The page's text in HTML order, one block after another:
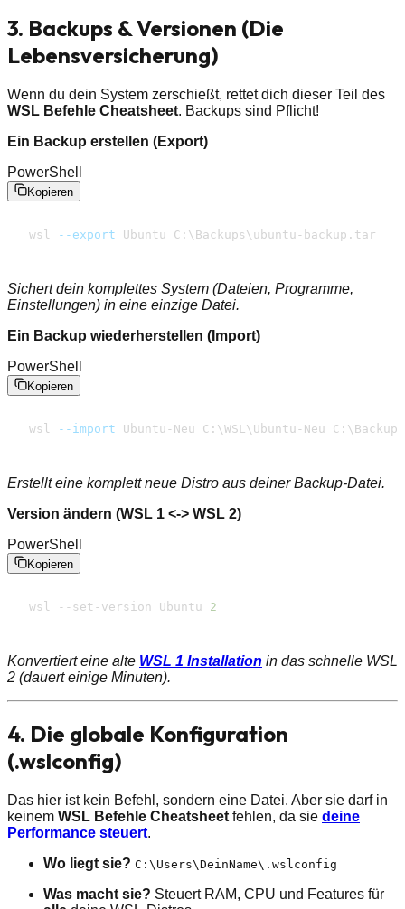
3. Backups & Versionen (Die
Lebensversicherung)
Wenn du dein System zerschießt, rettet dich dieser Teil des
WSL Befehle Cheatsheet. Backups sind Pflicht!
Ein Backup erstellen (Export)
PowerShell
Kopieren
wsl --export Ubuntu C: \ Backups \ ubuntu-backup.tar
Sichert dein komplettes System (Dateien, Programme,
Einstellungen) in eine einzige Datei.
Ein Backup wiederherstellen (Import)
PowerShell
Kopieren
wsl --import Ubuntu-Neu C: \WSL\ Ubuntu-Neu C: \ Backups
Erstellt eine komplett neue Distro aus deiner Backup-Datei.
Version ändern (WSL 1 <-> WSL 2)
PowerShell
Kopieren
wsl --set-version Ubuntu 2
Konvertiert eine alte WSL 1 Installation in das schnelle WSL
2 (dauert einige Minuten).
4. Die globale Konfiguration
(.wslconfig)
Das hier ist kein Befehl, sondern eine Datei. Aber sie darf in
keinem WSL Befehle Cheatsheet fehlen, da sie deine
Performance steuert.
Wo liegt sie? C:\Users\DeinName\.wslconfig
Was macht sie? Steuert RAM, CPU und Features für